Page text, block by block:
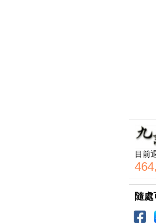
目前
隨